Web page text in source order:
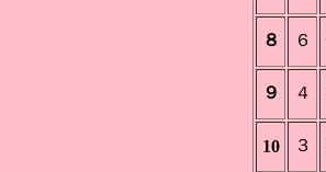
８ ６
９ ４
10 ３